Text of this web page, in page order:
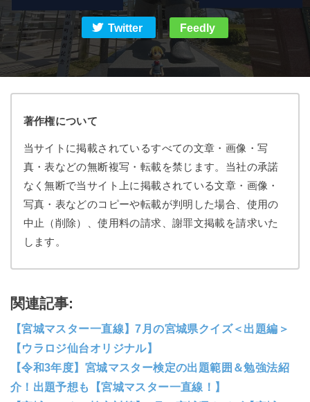
Twitter Feedly
著作権について
当サイトに掲載されているすべての文章・画像・写
真・表などの無断複写・転載を禁じます。当社の承諾
なく無断で当サイト上に掲載されている文章・画像・
写真・表などのコピーや転載が判明した場合、使用の
中止（削除）、使用料の請求、謝罪文掲載を請求いた
します。
関連記事:
【宮城マスター一直線】7月の宮城県クイズ＜出題編＞
【ウラロジ仙台オリジナル】
【令和3年度】宮城マスター検定の出題範囲＆勉強法紹
介！出題予想も【宮城マスター一直線！】